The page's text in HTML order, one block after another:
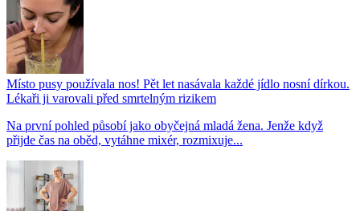
Místo pusy používala nos! Pět let nasávala každé jídlo nosní dírkou.
Lékaři ji varovali před smrtelným rizikem
Na první pohled působí jako obyčejná mladá žena. Jenže když
přijde čas na oběd, vytáhne mixér, rozmixuje...